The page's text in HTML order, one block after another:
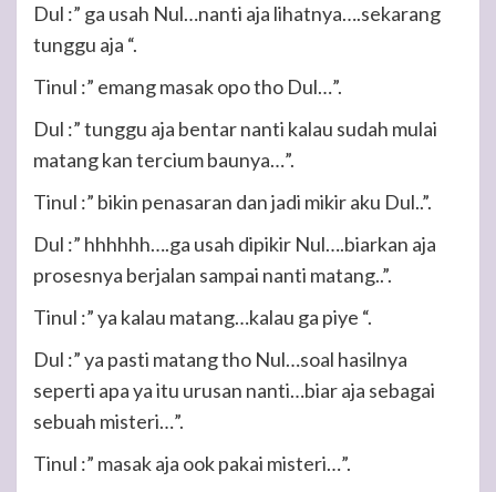
Dul :” ga usah Nul…nanti aja lihatnya….sekarang
tunggu aja “.
Tinul :” emang masak opo tho Dul…”.
Dul :” tunggu aja bentar nanti kalau sudah mulai
matang kan tercium baunya…”.
Tinul :” bikin penasaran dan jadi mikir aku Dul..”.
Dul :” hhhhhh….ga usah dipikir Nul….biarkan aja
prosesnya berjalan sampai nanti matang..”.
Tinul :” ya kalau matang…kalau ga piye “.
Dul :” ya pasti matang tho Nul…soal hasilnya
seperti apa ya itu urusan nanti…biar aja sebagai
sebuah misteri…”.
Tinul :” masak aja ook pakai misteri…”.